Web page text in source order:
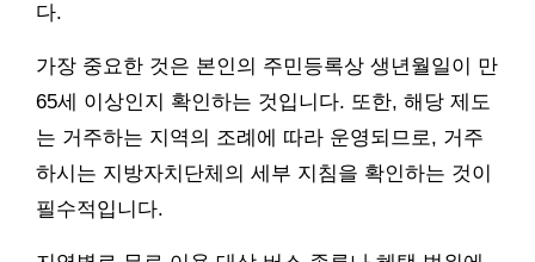
다.
가장 중요한 것은 본인의 주민등록상 생년월일이 만
65세 이상인지 확인하는 것입니다. 또한, 해당 제도
는 거주하는 지역의 조례에 따라 운영되므로, 거주
하시는 지방자치단체의 세부 지침을 확인하는 것이
필수적입니다.